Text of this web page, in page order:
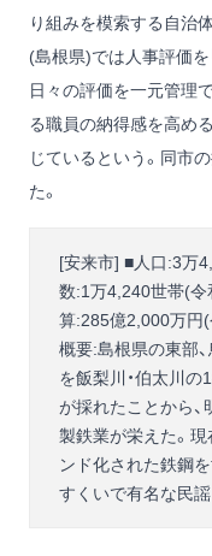
り組みを模索する自治
(島根県)では人事評価を
日々の評価を一元管理
る職員の納得感を高め
じているという。同市
た。
[安来市] ■人口:3万
数:1万4,240世帯(
算:285億2,000万円
概要:島根県の東部
を飯梨川・伯太川
が採れたことから、
製鉄業が栄えた。現
ンド化された鉄鋼
すくいで有名な民謡